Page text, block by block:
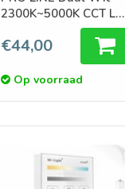
2300K~5000K CCT Led
Strip | 2,5m 240 Leds
pm Type 2216 24V -
€44,00
Op voorraad